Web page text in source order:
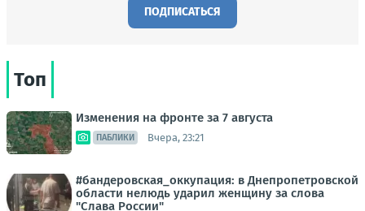
ПОДПИСАТЬСЯ
Топ
Изменения на фронте за 7 августа
ПАБЛИКИ Вчера, 23:21
#бандеровская_оккупация: в Днепропетровской
области нелюдь ударил женщину за слова
"Слава России"